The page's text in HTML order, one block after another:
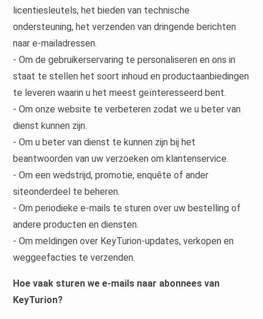
licentiesleutels, het bieden van technische
ondersteuning, het verzenden van dringende berichten
naar e-mailadressen.
- Om de gebruikerservaring te personaliseren en ons in
staat te stellen het soort inhoud en productaanbiedingen
te leveren waarin u het meest geïnteresseerd bent.
- Om onze website te verbeteren zodat we u beter van
dienst kunnen zijn.
- Om u beter van dienst te kunnen zijn bij het
beantwoorden van uw verzoeken om klantenservice.
- Om een wedstrijd, promotie, enquête of ander
siteonderdeel te beheren.
- Om periodieke e-mails te sturen over uw bestelling of
andere producten en diensten.
- Om meldingen over KeyTurion-updates, verkopen en
weggeefacties te verzenden.
Hoe vaak sturen we e-mails naar abonnees van
KeyTurion?